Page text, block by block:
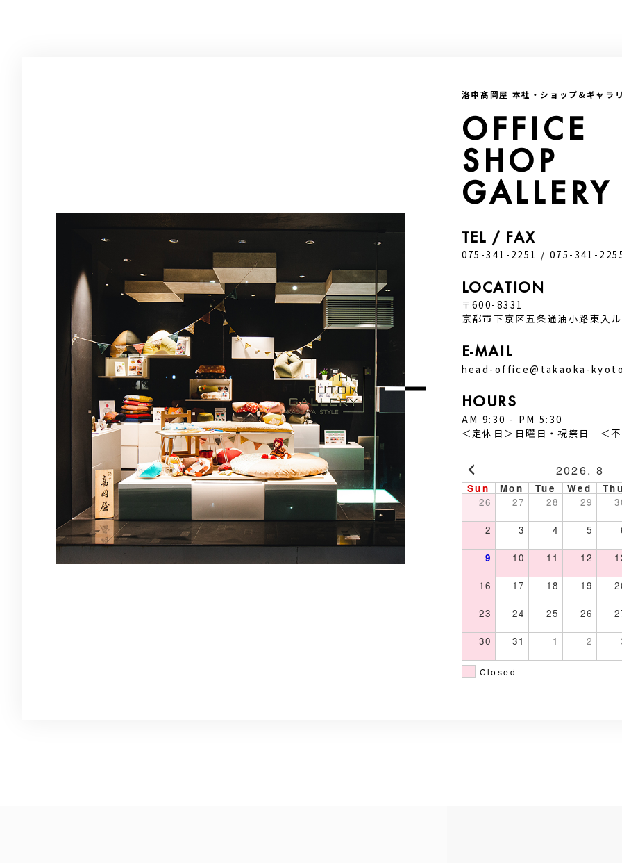
洛中髙岡屋 本社・ショップ&ギャラ
OFFICE
SHOP
GALLERY
TEL / FAX
075-341-2251 / 075-341-
LOCATION
〒600-8331
京都市下京区五条通油小路東入
E-MAIL
head-office@takaoka-
HOURS
AM 9:30 - PM 5:30
＜定休日＞日曜日・祝祭日 ＜
2026. 8
Sun Mon Tue Wed
26
27 28 29
2 3 4 5
9 10 11 12
16 17 18 19
23 24 25 26
30 31 1 2
Closed